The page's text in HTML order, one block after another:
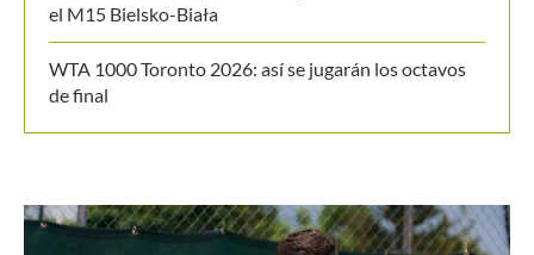
el M15 Bielsko-Biała
WTA 1000 Toronto 2026: así se jugarán los octavos
de final